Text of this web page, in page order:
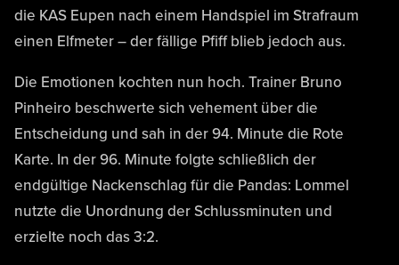
die KAS Eupen nach einem Handspiel im Strafraum
einen Elfmeter – der fällige Pfiff blieb jedoch aus.
Die Emotionen kochten nun hoch. Trainer Bruno
Pinheiro beschwerte sich vehement über die
Entscheidung und sah in der 94. Minute die Rote
Karte. In der 96. Minute folgte schließlich der
endgültige Nackenschlag für die Pandas: Lommel
nutzte die Unordnung der Schlussminuten und
erzielte noch das 3:2.